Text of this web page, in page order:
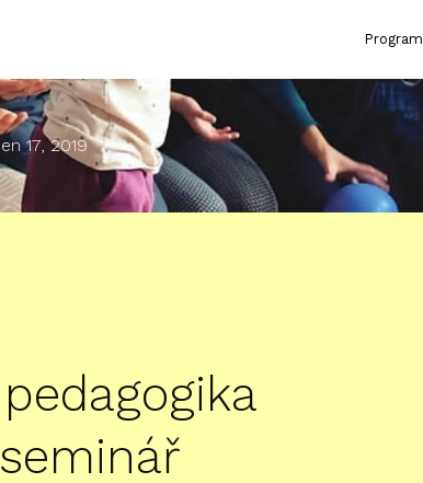
Program
17, 2019